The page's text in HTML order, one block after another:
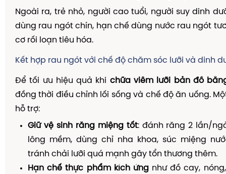
Ngoài ra, trẻ nhỏ, người cao tuổi, người suy dinh
dùng rau ngót chín, hạn chế dùng nước rau ngót
cơ rối loạn tiêu hóa.
Kết hợp rau ngót với chế độ chăm sóc lưỡi và dinh
Để tối ưu hiệu quả khi chữa viêm lưỡi bản đồ
đồng thời điều chỉnh lối sống và chế độ ăn uống.
hỗ trợ:
Giữ vệ sinh răng miệng tốt: đánh răng 2 lần/
lông mềm, dùng chỉ nha khoa, súc miệng
tránh chải lưỡi quá mạnh gây tổn thương thêm.
Hạn chế thực phẩm kích ứngnhư đồ cay,